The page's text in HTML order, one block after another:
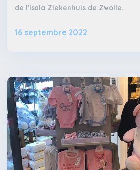
de l'Isala ZIekenhuis de Zwolle.
16 septembre 2022